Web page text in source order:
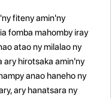
fiteny amin'ny
fomba mahomby iray
atao ny milalao ny
hirotsaka amin'ny
anao haneho ny
ary hanatsara ny